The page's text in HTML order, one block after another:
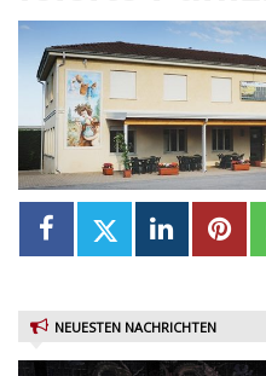
NEUESTEN NACHRICHTEN